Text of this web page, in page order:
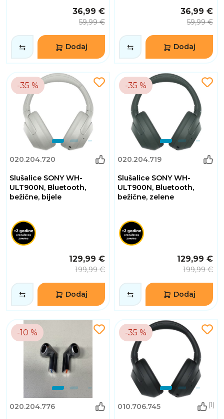
36,99 €
59,99 €
Dodaj
36,99 €
59,99 €
Dodaj
-35 %
020.204.720
Slušalice SONY WH-
ULT900N, Bluetooth,
bežične, bijele
129,99 €
199,99 €
Dodaj
-35 %
020.204.719
Slušalice SONY WH-
ULT900N, Bluetooth,
bežične, zelene
129,99 €
199,99 €
Dodaj
-10 %
020.204.776
-35 %
010.706.745 (1)